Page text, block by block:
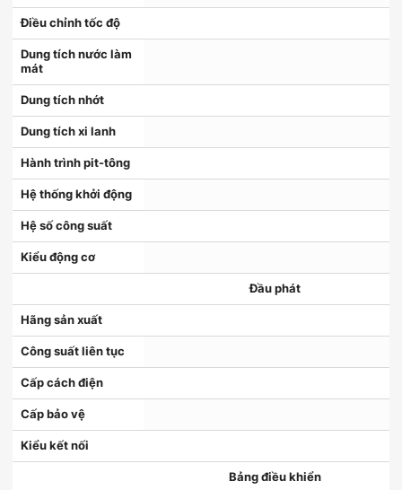
Điều chỉnh tốc độ
Dung tích nước làm
mát
Dung tích nhớt
Dung tích xi lanh
Hành trình pit-tông
Hệ thống khởi động
Hệ số công suất
Kiểu động cơ
Đầu phát
Hãng sản xuất
Công suất liên tục
Cấp cách điện
Cấp bảo vệ
Kiểu kết nối
Bảng điều khiển